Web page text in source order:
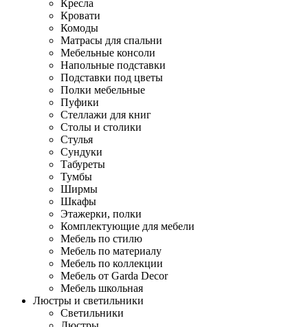
Кресла
Кровати
Комоды
Матрасы для спальни
Мебельные консоли
Напольные подставки
Подставки под цветы
Полки мебельные
Пуфики
Стеллажи для книг
Столы и столики
Стулья
Сундуки
Табуреты
Тумбы
Ширмы
Шкафы
Этажерки, полки
Комплектующие для мебели
Мебель по стилю
Мебель по материалу
Мебель по коллекции
Мебель от Garda Decor
Мебель школьная
Люстры и светильники
Светильники